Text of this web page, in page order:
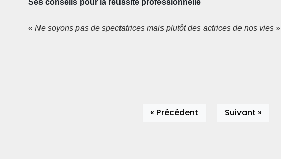
Ses conseils pour la réussite professionnelle
« Ne soyons pas de spectatrices mais plutôt des actrices de nos vies»
« Précédent Suivant »